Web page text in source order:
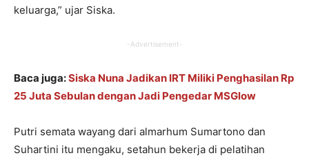
keluarga,” ujar Siska.
-Advertisement-
Baca juga:Siska Nuna Jadikan IRT Miliki Penghasilan Rp
25 Juta Sebulan dengan Jadi Pengedar MSGlow
Putri semata wayang dari almarhum Sumartono dan
Suhartini itu mengaku, setahun bekerja di pelatihan